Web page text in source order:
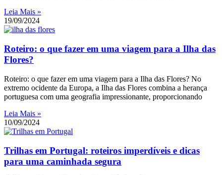
Leia Mais »
19/09/2024
Roteiro: o que fazer em uma viagem para a Ilha das
Flores?
Roteiro: o que fazer em uma viagem para a Ilha das Flores? No
extremo ocidente da Europa, a Ilha das Flores combina a herança
portuguesa com uma geografia impressionante, proporcionando
Leia Mais »
10/09/2024
Trilhas em Portugal: roteiros imperdíveis e dicas
para uma caminhada segura